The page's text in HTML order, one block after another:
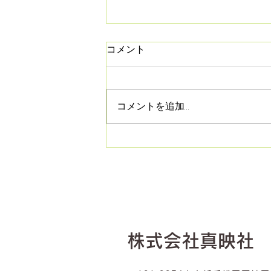
夏季休業のお知らせ
【夏季休業のお知らせ】 下記の
ご不便をお掛けしますが宜しく
お願い致します
コメント
コメントを追加…
​株式会社真映社